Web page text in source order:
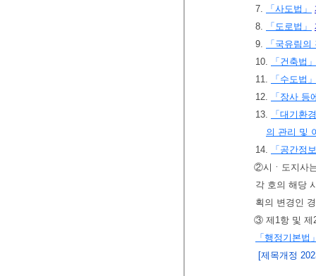
7.
「사도법」
8.
「도로법」
9.
「국유림
10.
「건축법」
11.
「수도법」
12.
「장사 등
13.
「대기환
의 관리 및
14.
「공간정
②시ㆍ도지사
각 호의 해당
획의 변경인
③ 제1항 및 제
「행정기본법
[제목개정